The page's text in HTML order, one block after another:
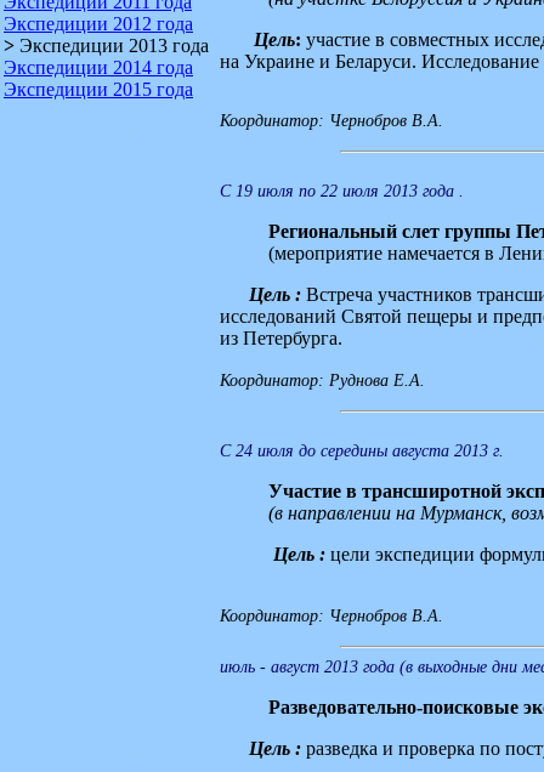
Экспедиции 2012 года
> Экспедиции 2013 года
Экспедиции 2014 года
Экспедиции 2015 года
Цель: участие в совместных
на Украине и Беларуси.
Координатор: Чернобров В.А.
С 19 июля по 22 июля 2013 года .
Региональный слет группы
(мероприятие намечается в
Цель : Встреча участников
исследований Святой пещеры и
из Петербурга.
Координатор: Руднова Е.А.
С 24 июля до середины августа 2013 г.
Участие в трансширотной
(в направлении на Мурманск,
Цель : цели экспедиции
Координатор: Чернобров В.А.
июль - август 2013 года (в выходные дни
Разведовательно-поисковые
Цель : разведка и проверка по